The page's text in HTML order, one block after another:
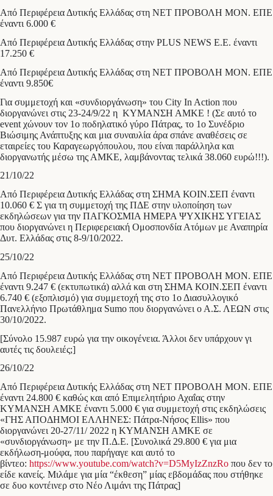
Από Περιφέρεια Δυτικής Ελλάδας στη ΝΕΤ ΠΡΟΒΟΛΗ ΜΟΝ. ΕΠΕ
έναντι 6.000 €
Από Περιφέρεια Δυτικής Ελλάδας στην PLUS NEWS E.E. έναντι
17.250 €
Από Περιφέρεια Δυτικής Ελλάδας στη ΝΕΤ ΠΡΟΒΟΛΗ ΜΟΝ. ΕΠΕ
έναντι 9.850€
Για συμμετοχή και «συνδιοργάνωση» του City In Action που
διοργανώνει στις 23-24/9/22 η ΚΥΜΑΝΣΗ ΑΜΚΕ ! (Σε αυτό το
event χώνουν τον 1ο ποδηλατικό γύρο Πάτρας, το 1ο Συνέδριο
Βιώσιμης Ανάπτυξης και μια συναυλία άρα σπάνε αναθέσεις σε
εταιρείες του Καραγεωργόπουλου, που είναι παράλληλα και
διοργανωτής μέσω της ΑΜΚΕ, λαμβάνοντας τελικά 38.060 ευρώ!!!).
21/10/22
Από Περιφέρεια Δυτικής Ελλάδας στη ΣΗΜΑ ΚΟΙΝ.ΣΕΠ έναντι
10.060 € Σ για τη συμμετοχή της ΠΔΕ στην υλοποίηση των
εκδηλώσεων για την ΠΑΓΚΟΣΜΙΑ ΗΜΕΡΑ ΨΥΧΙΚΗΣ ΥΓΕΙΑΣ
που διοργανώνει η Περιφερειακή Ομοσπονδία Ατόμων με Αναπηρία
Δυτ. Ελλάδας στις 8-9/10/2022.
25/10/22
Από Περιφέρεια Δυτικής Ελλάδας στη ΝΕΤ ΠΡΟΒΟΛΗ ΜΟΝ. ΕΠΕ
έναντι 9.247 € (εκτυπωτικά) αλλά και στη ΣΗΜΑ ΚΟΙΝ.ΣΕΠ έναντι
6.740 € (εξοπλισμό) για συμμετοχή της στο 1ο Διασυλλογικό
Πανελλήνιο Πρωτάθλημα Sumo που διοργανώνει ο Α.Σ. ΛΕΩΝ στις
30/10/2022.
[Σύνολο 15.987 ευρώ για την οικογένεια. Άλλοι δεν υπάρχουν γι
αυτές τις δουλειές;]
26/10/22
Από Περιφέρεια Δυτικής Ελλάδας στη ΝΕΤ ΠΡΟΒΟΛΗ ΜΟΝ. ΕΠΕ
έναντι 24.800 € καθώς και από Επιμελητήριο Αχαΐας στην
ΚΥΜΑΝΣΗ ΑΜΚΕ έναντι 5.000 € για συμμετοχή στις εκδηλώσεις
«ΓΗΣ ΑΠΟΔΗΜΟΙ ΕΛΛΗΝΕΣ: Πάτρα-Νήσος Ellis» που
διοργανώνει 20-27/11/ 2022 η ΚΥΜΑΝΣΗ ΑΜΚΕ σε
«συνδιοργάνωση» με την Π.Δ.Ε. [Συνολικά 29.800 € για μια
εκδήλωση-μούφα, που παρήγαγε και αυτό το
βίντεο: https://www.youtube.com/watch?v=D5MyIzZnzRo που δεν το
είδε κανείς. Μιλάμε για μία “έκθεση” μίας εβδομάδας που στήθηκε
σε δυο κοντέινερ στο Νέο Λιμάνι της Πάτρας]